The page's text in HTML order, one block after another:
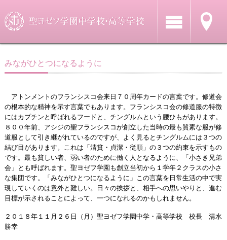
みながひとつになるように
アトンメントのフランシスコ会来日７０周年カードの言葉です。修道会
の根本的な精神を示す言葉でもあります。フランシスコ会の修道服の特徴
にはカプチンと呼ばれるフードと、チングルムという腰ひもがあります。
８００年前、アシジの聖フランシスコが創立した当時の最も質素な服が修
道服として引き継がれているのですが、よく見るとチングルムには３つの
結び目があります。これは「清貧・貞潔・従順」の３つの約束を示すもの
です。最も貧しい者、弱い者のために働く人となるように、「小さき兄弟
会」とも呼ばれます。聖ヨゼフ学園も創立当初から１学年２クラスの小さ
な集団です。「みながひとつになるように」この言葉を日常生活の中で実
現していくのは意外と難しい。日々の挨拶と、相手への思いやりと、進む
目標が示されることによって、一つになれるのかもしれません。
２０１８年１１月２６日（月）聖ヨゼフ学園中学・高等学校 校長 清水
勝幸